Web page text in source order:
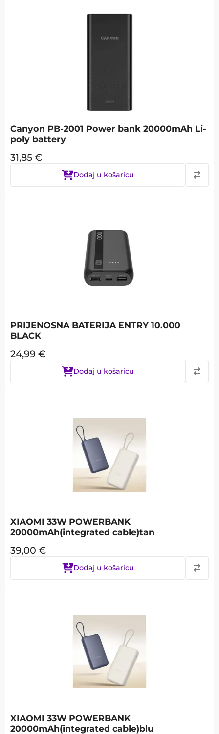
Canyon PB-2001 Power bank 20000mAh Li-
poly battery
31,85 €
Dodaj u košaricu
PRIJENOSNA BATERIJA ENTRY 10.000
BLACK
24,99 €
Dodaj u košaricu
XIAOMI 33W POWERBANK
20000mAh(integrated cable)tan
39,00 €
Dodaj u košaricu
XIAOMI 33W POWERBANK
20000mAh(integrated cable)blu